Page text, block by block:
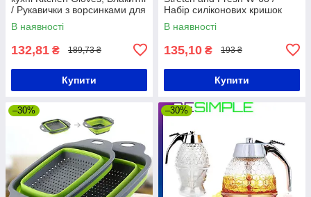
/ Рукавички з ворсинками для
прибирання
В наявності
132,81 ₴ 189,73 ₴
Купити
Набір силіконових кришок
для зберігання їжі
В наявності
135,10 ₴ 193 ₴
Купити
–30% –30%